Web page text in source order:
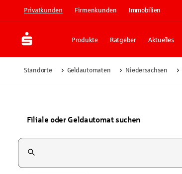
Privatkunden Firmenkunden Immobilien
Produkte Ratgeber Aktuelles
Standorte Geldautomaten Niedersachsen
Filiale oder Geldautomat suchen
Suchfeld